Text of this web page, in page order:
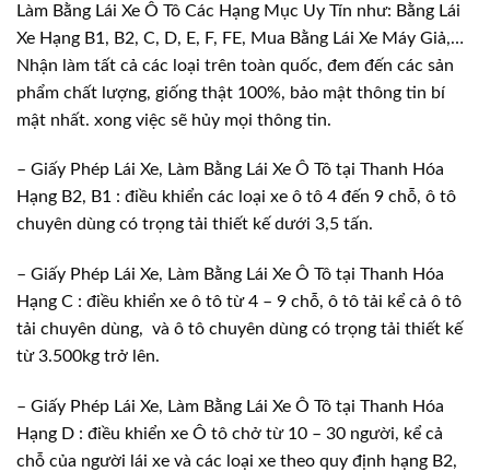
Làm Bằng Lái Xe Ô Tô Các Hạng Mục Uy Tín như: Bằng Lái
Xe Hạng B1, B2, C, D, E, F, FE, Mua Bằng Lái Xe Máy Giả,…
Nhận làm tất cả các loại trên toàn quốc, đem đến các sản
phẩm chất lượng, giống thật 100%, bảo mật thông tin bí
mật nhất. xong việc sẽ hủy mọi thông tin.
– Giấy Phép Lái Xe, Làm Bằng Lái Xe Ô Tô tại Thanh Hóa
Hạng B2, B1 : điều khiển các loại xe ô tô 4 đến 9 chỗ, ô tô
chuyên dùng có trọng tải thiết kế dưới 3,5 tấn.
– Giấy Phép Lái Xe, Làm Bằng Lái Xe Ô Tô tại Thanh Hóa
Hạng C : điều khiển xe ô tô từ 4 – 9 chỗ, ô tô tải kể cả ô tô
tải chuyên dùng, và ô tô chuyên dùng có trọng tải thiết kế
từ 3.500kg trở lên.
– Giấy Phép Lái Xe, Làm Bằng Lái Xe Ô Tô tại Thanh Hóa
Hạng D : điều khiển xe Ô tô chở từ 10 – 30 người, kể cả
chỗ của người lái xe và các loại xe theo quy định hạng B2,